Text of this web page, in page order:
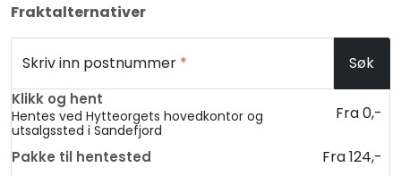
Fraktalternativer
Skriv inn postnummer * Søk
Klikk og hent
Hentes ved Hytteorgets hovedkontor og
utsalgssted i Sandefjord
Fra 0,-
Pakke til hentested Fra 124,-